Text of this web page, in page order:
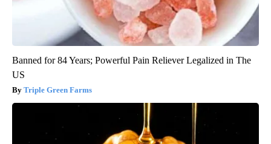
Banned for 84 Years; Powerful Pain Reliever Legalized in The
US
Triple Green Farms